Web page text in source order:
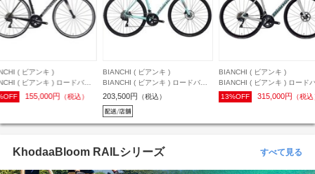
( ビアンキ )
( ビアンキ ) ロードバイ
NIRONE7 DISC ( ヴィアニ
ネセブン ディスク ) SORA 9s
47 (適応身長目安160cm前後)
円 （税込）
BIANCHI ( ビアンキ )
BIANCHI ( ビアンキ ) ロードバイ
ク SPRINT DISC ( スプリント デ
ィスク ) 105 機械式 12S SZ ライ
トグレー 50 (適応身長目安165cm
前後)
13%OFF 315,000円
BIANCHI ( ビアンキ )
BIANCHI ( ビアンキ ) ロード
ク OLTRE RACE ( オルトレ
ス ) 105 機械式 12S A6 チェレス
16%OFF 368,500円 （税
KhodaaBloom RAILシリーズ すべて見る